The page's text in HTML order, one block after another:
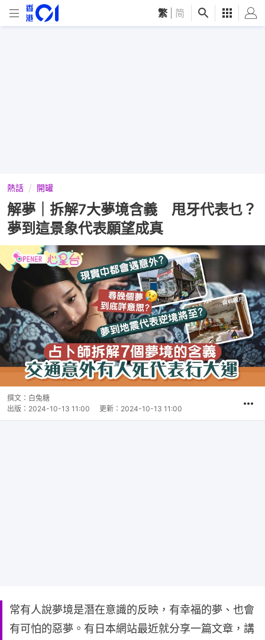
繁 简
熱話 開罐
解夢｜拆解7大夢境含義 甩牙代表乜？
夢到這景象代表願望成真
撰文： 白兔糖
出版： 2024-10-13 11:00 更新： 2024-10-13 11:00
常有人說夢境是潛在意識的反映，有幸福的夢、也會
有可怕的惡夢。有日本網站最近就分享一篇文章，講